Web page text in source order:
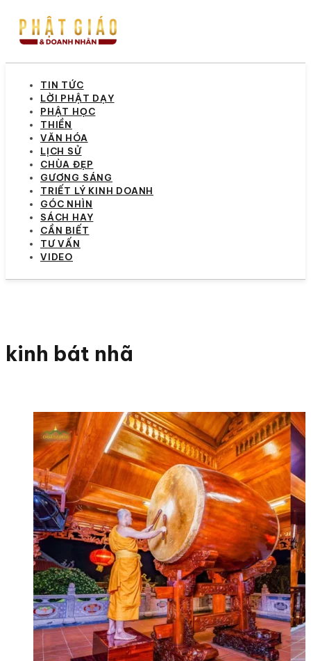
TIN TỨC
LỜI PHẬT DẠY
PHẬT HỌC
THIỀN
VĂN HÓA
LỊCH SỬ
CHÙA ĐẸP
GƯƠNG SÁNG
TRIẾT LÝ KINH DOANH
GÓC NHÌN
SÁCH HAY
CẦN BIẾT
TƯ VẤN
VIDEO
kinh bát nhã